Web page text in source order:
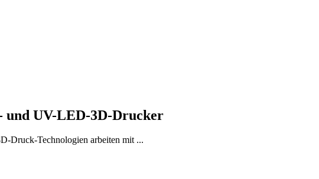
und UV-LED-3D-Drucker
Druck-Technologien arbeiten mit ...